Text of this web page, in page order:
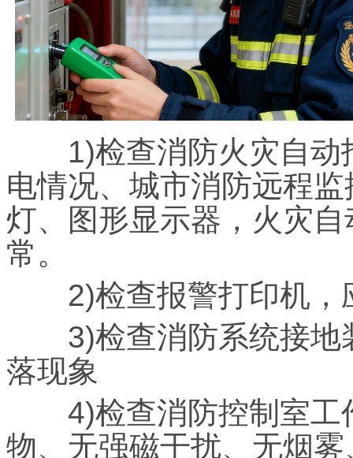
1)检查消防火灾自动
电情况、城市消防远程
灯、图形显示器，火灾
常。
2)检查报警打印机，
3)检查消防系统接地
落现象
4)检查消防控制室工
物、无强磁干扰、无烟